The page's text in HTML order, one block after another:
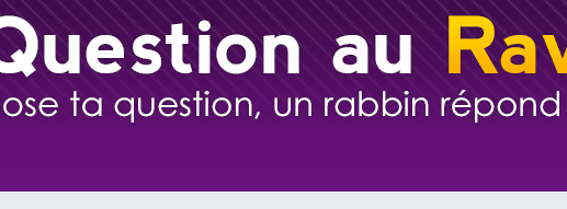
17 personnes viennent de demander une bénédiction
4 personnes viennent de nous rejoindre sur WhatsApp
Il reste 49 places pour étudier en groupe sur Zoom
Eva vient de donner son Maasser